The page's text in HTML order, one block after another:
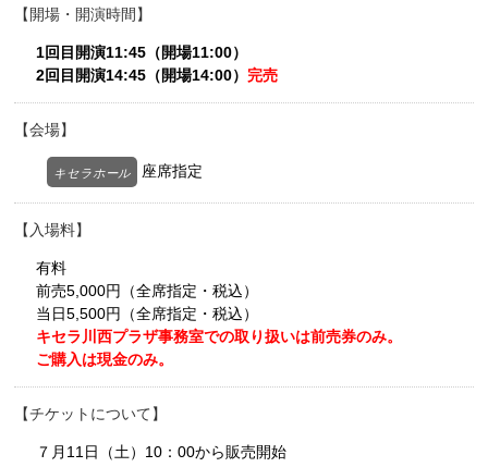
開場・開演時間
1回目開演11:45（開場11:00）
2回目開演14:45（開場14:00） 完売
会場
キセラホール 座席指定
入場料
有料
前売5,000円（全席指定・税込）
当日5,500円（全席指定・税込）
キセラ川西プラザ事務室での取り扱いは前売券のみ。
ご購入は現金のみ。
チケットについて
７月11日（土）10：00から販売開始